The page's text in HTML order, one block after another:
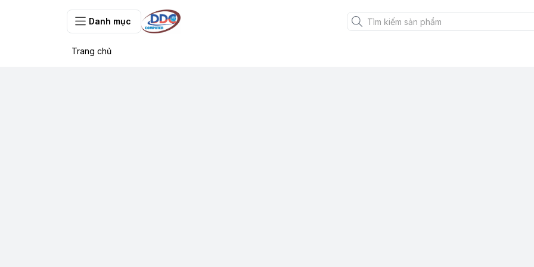
Danh mục
Trang chủ